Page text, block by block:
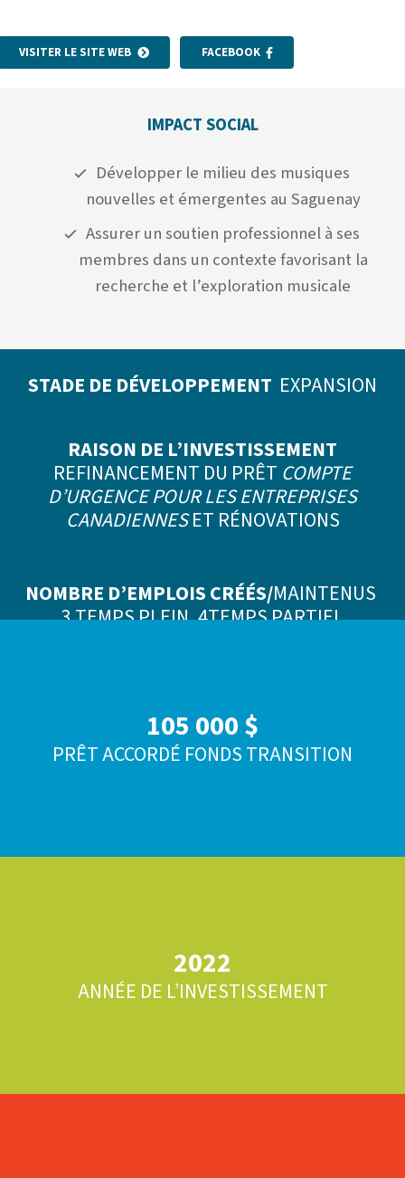
VISITER LE SITE WEB FACEBOOK
IMPACT SOCIAL
Développer le milieu des musiques
nouvelles et émergentes au Saguenay
Assurer un soutien professionnel à ses
membres dans un contexte favorisant la
recherche et l’exploration musicale
STADE DE DÉVELOPPEMENT EXPANSION
RAISON DE L’INVESTISSEMENT
REFINANCEMENT DU PRÊT COMPTE
D’URGENCE POUR LES ENTREPRISES
CANADIENNESET RÉNOVATIONS
NOMBRE D’EMPLOIS CRÉÉS/MAINTENUS
3 TEMPS PLEIN, 4TEMPS PARTIEL
105 000 $
PRÊT ACCORDÉ FONDS TRANSITION
2022
ANNÉE DE L’INVESTISSEMENT